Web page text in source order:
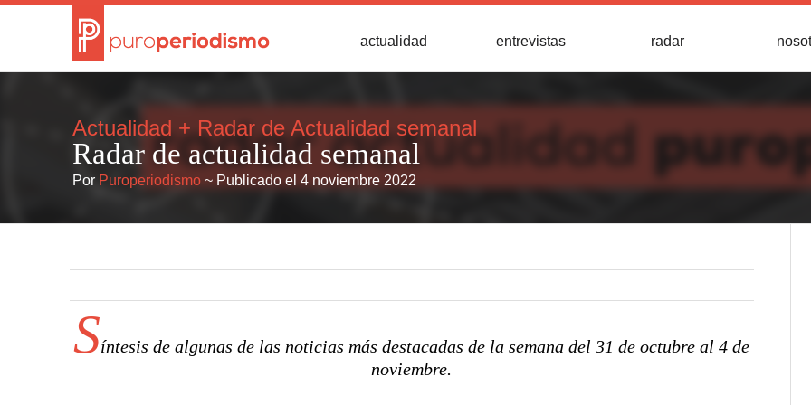
actualidad entrevistas radar
Actualidad + Radar de Actualidad semanal
Radar de actualidad semanal
Por Puroperiodismo ~ Publicado el 4 noviembre 2022
Síntesis de algunas de las noticias más destacadas de la semana del 31 de octubre al 4 de
noviembre.